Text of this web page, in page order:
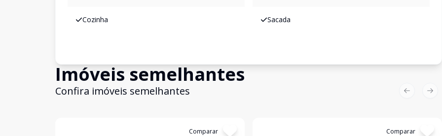
Cozinha Sacada
Imóveis semelhantes
Confira imóveis semelhantes
Comparar Comparar
Previous